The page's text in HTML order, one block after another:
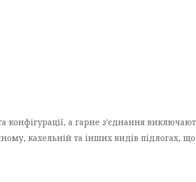
конфігурації, а гарне з'єднання
кахельній та інших видів підлогах,